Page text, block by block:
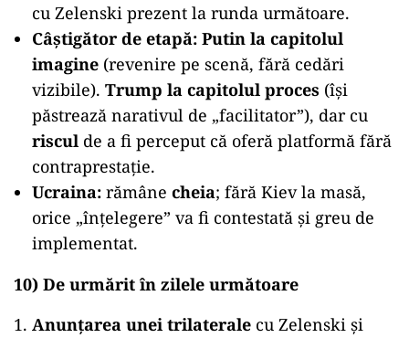
cu Zelenski prezent la runda următoare.
Câștigător de etapă: Putin la capitolul
imagine (revenire pe scenă, fără cedări
vizibile). Trump la capitolul proces (își
păstrează narativul de „facilitator”), dar cu
riscul de a fi perceput că oferă platformă fără
contraprestație.
Ucraina: rămâne cheia; fără Kiev la masă,
orice „înțelegere” va fi contestată și greu de
implementat.
10) De urmărit în zilele următoare
Anunțarea unei trilaterale cu Zelenski și